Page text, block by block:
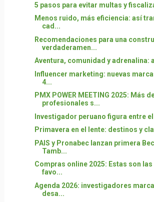
5 pasos para evitar multas y
Menos ruido, más eficiencia: así
cad...
Recomendaciones para una
verdaderamen...
Aventura, comunidad y adrenalina:
Influencer marketing: nuevas
4...
PMX POWER MEETING 2025: Más
profesionales s...
Investigador peruano figura entre
Primavera en el lente: destinos y
PAIS y Pronabec lanzan primera
Tamb...
Compras online 2025: Estas son
favo...
Agenda 2026: investigadores
desa...